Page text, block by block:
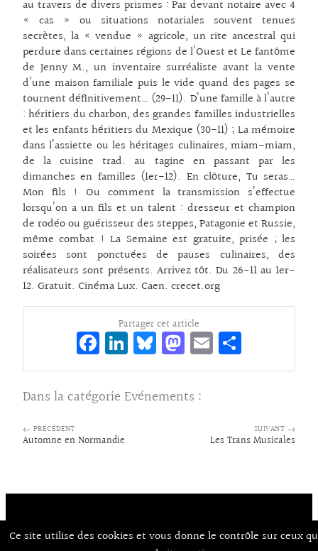
au travers de divers prismes : Par devant notaire avec 4
« cas » ou situations notariales souvent tenues
secrètes, la « vendue » agricole, un rite ancestral qui
perdure dans certaines régions de l’Ouest et Le fantôme
de Jenny M., un inventaire surréaliste avant la vente
d’une maison familiale puis le vide quand des pages se
tournent définitivement… (29-11). D’une famille à l’autre
: héritiers du charbon, des grandes familles industrielles
et les enfants héritiers du Mexique (30-11) ; La mémoire
dans l’assiette ou les héritages culinaires, miam-miam,
de la cuisine trad. au tagine en passant par les
dimanches en familles (1er-12). En clôture, Tu seras…
Mon fils ! Ou comment la transmission s’effectue
lorsqu’on a un fils et un talent : dresseur et champion
de rodéo ou guérisseur des steppes, Patagonie et Russie,
même combat ! La Semaine est gratuite, prisée ; les
soirées sont ponctuées de pauses culinaires, des
réalisateurs sont présents. Arrivez tôt. Du 26-11 au 1er-
12. Gratuit. Cinéma Lux. Caen. crecet.org
Partager cet article
Fa
ce
bo
o
k
Li
n
ke
dI
Bl
ue
sk
y
M
as
to
d
E
m rt
Dans la catégorie Evénements :
← PRÉCÉDENT
Automne en Normandie
SUIVANT →
Les Trans Musicales
Contact
À Propos d’Aux Arts
Ce site utilise des cookies et vous donne le contrôle sur ceux